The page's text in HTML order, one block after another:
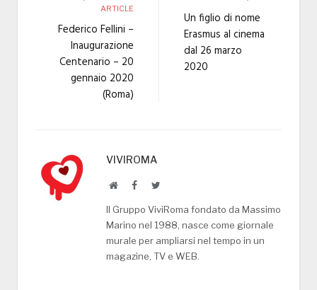
ARTICLE
Federico Fellini –
Inaugurazione
Centenario – 20
gennaio 2020
(Roma)
Un figlio di nome
Erasmus al cinema
dal 26 marzo
2020
VIVIROMA
WebsiteFacebookTwitter
Il Gruppo ViviRoma fondato da Massimo
Marino nel 1988, nasce come giornale
murale per ampliarsi nel tempo in un
magazine, TV e WEB.